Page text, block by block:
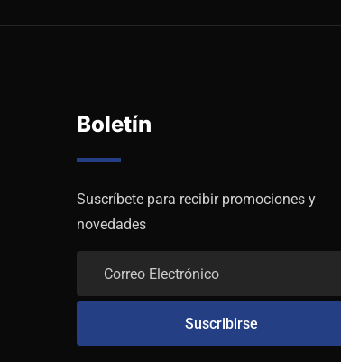
Boletín
Suscríbete para recibir promociones y
novedades